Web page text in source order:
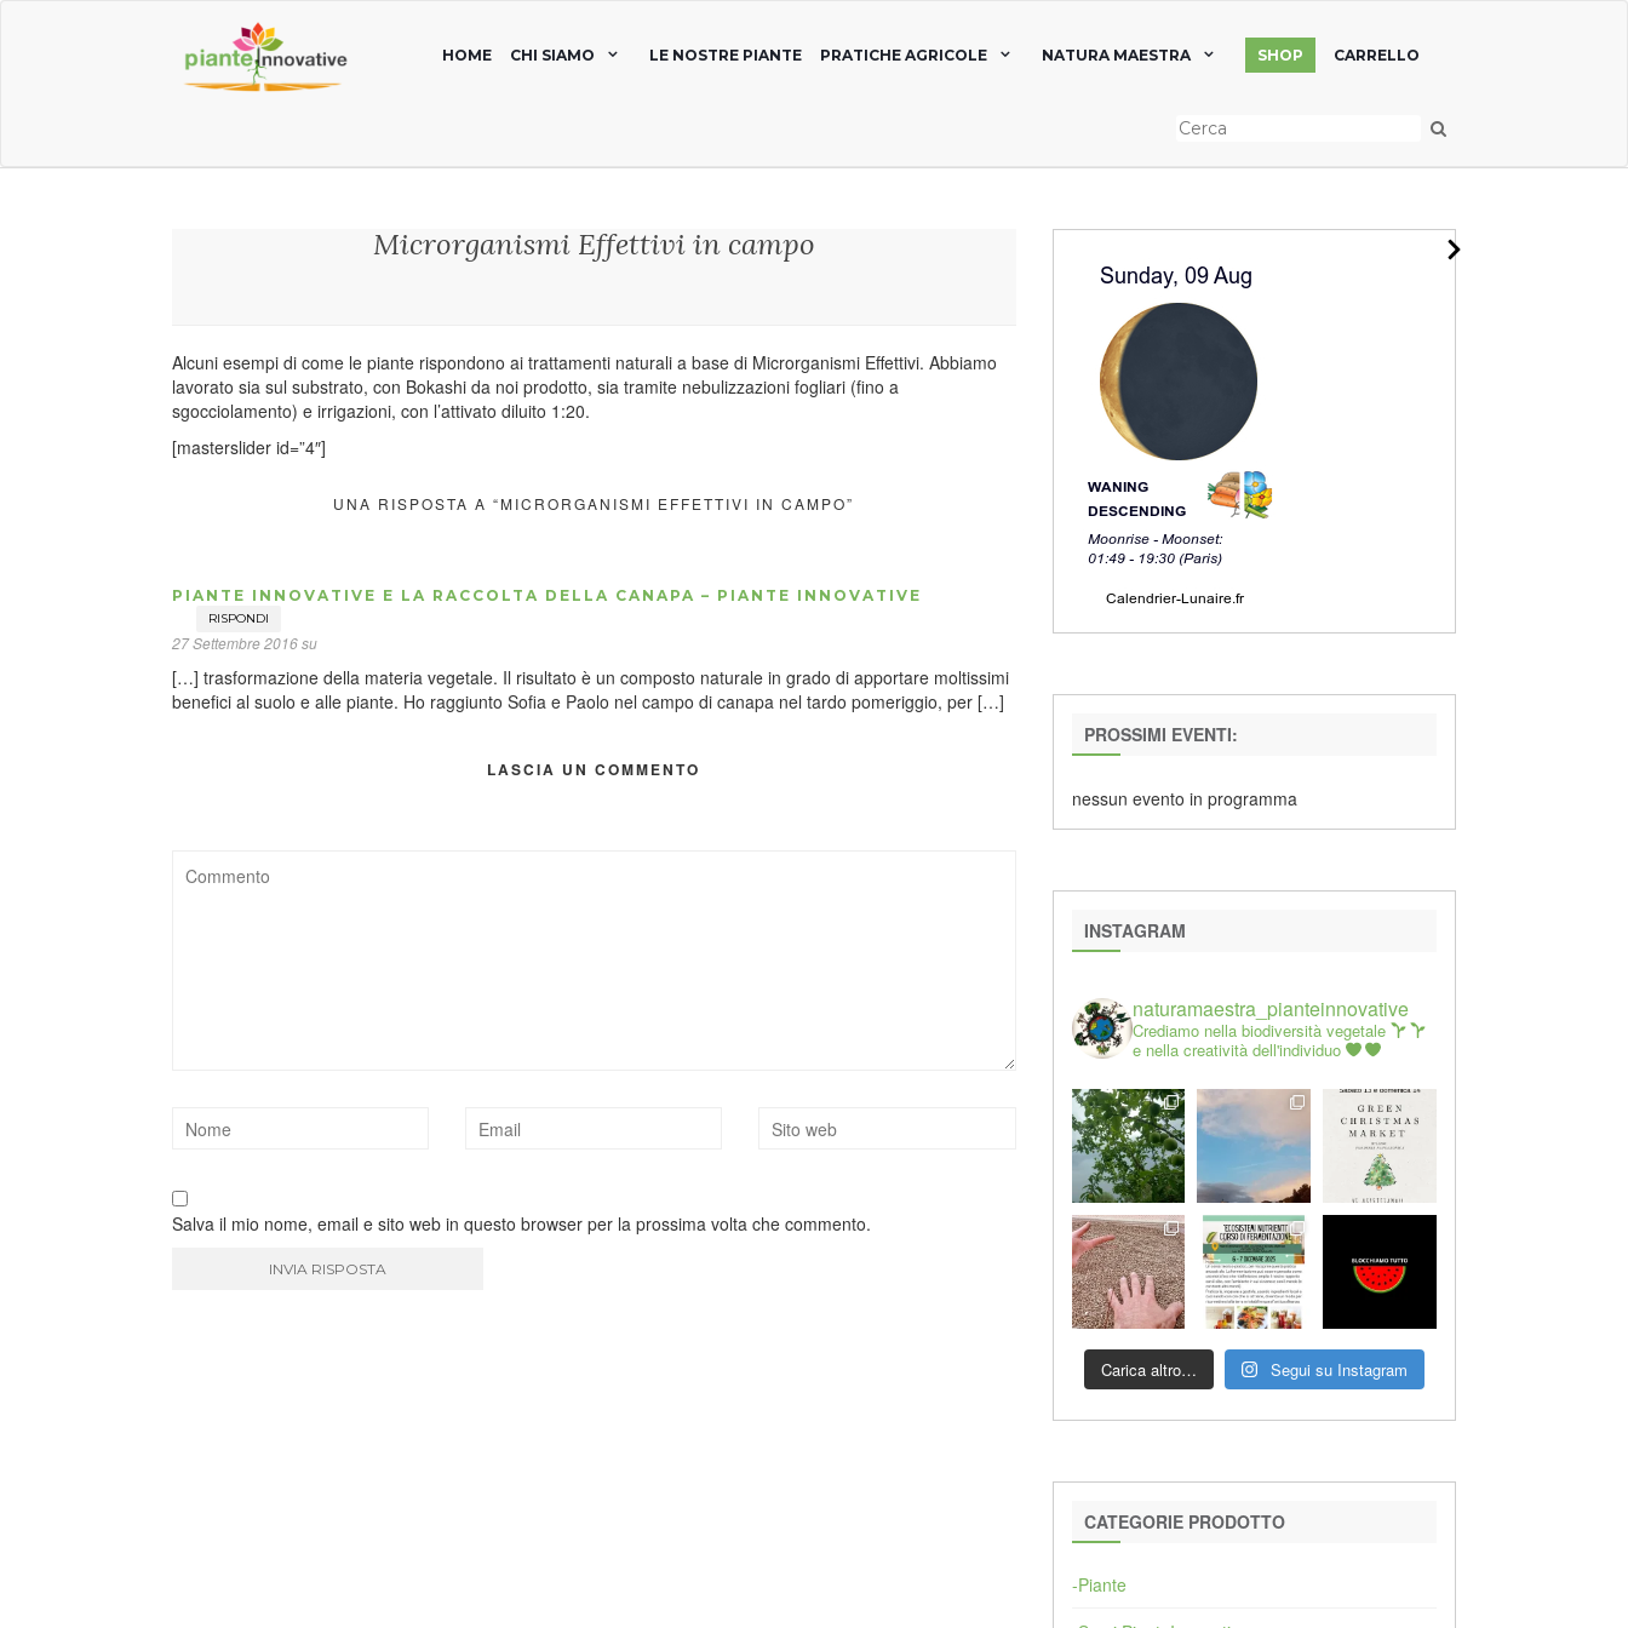
HOME CHI SIAMO LE NOSTRE PIANTE PRATICHE AGRICOLE NATURA MAESTRA SHOP CARRELLO
Microrganismi Effettivi in campo
Alcuni esempi di come le piante rispondono ai trattamenti naturali a base di Microrganismi Effettivi. Abbiamo
lavorato sia sul substrato, con Bokashi da noi prodotto, sia tramite nebulizzazioni fogliari (fino a
sgocciolamento) e irrigazioni, con l’attivato diluito 1:20.
[masterslider id=”4″]
UNA RISPOSTA A “MICRORGANISMI EFFETTIVI IN CAMPO”
PIANTE INNOVATIVE E LA RACCOLTA DELLA CANAPA – PIANTE INNOVATIVE
RISPONDI
27 Settembre 2016 su
[…] trasformazione della materia vegetale. Il risultato è un composto naturale in grado di apportare moltissimi
benefici al suolo e alle piante. Ho raggiunto Sofia e Paolo nel campo di canapa nel tardo pomeriggio, per […]
LASCIA UN COMMENTO
Salva il mio nome, email e sito web in questo browser per la prossima volta che commento.
PROSSIMI EVENTI:
nessun evento in programma
INSTAGRAM
naturamaestra_pianteinnovative
Crediamo nella biodiversità vegetale
e nella creatività dell'individuo
Carica altro… Segui su Instagram
CATEGORIE PRODOTTO
-Piante